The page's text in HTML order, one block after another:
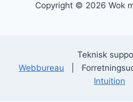
Copyright © 2026 Wok
Teknisk
Webbureau |
Intuition